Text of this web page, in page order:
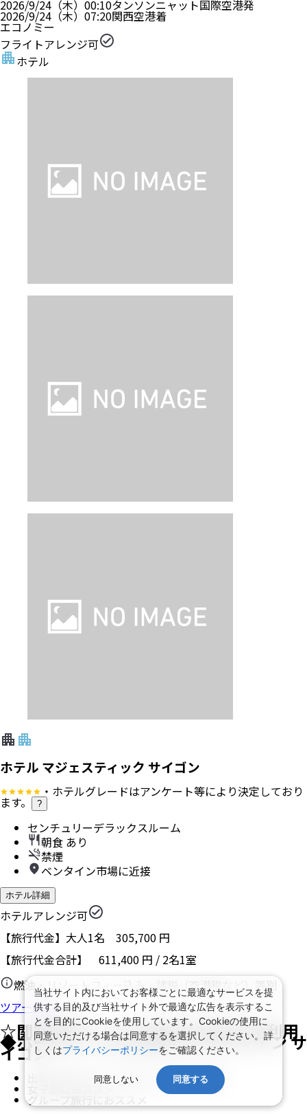
2026/9/24（木） 00:10タンソンニャット国際空港発
2026/9/24（木） 07:20関西空港着
エコノミー
フライトアレンジ可
ホテル
ホテル マジェスティック サイゴン
・ホテルグレードはアンケート等により決定しており
ます。 ?
センチュリーデラックスルーム
朝食 あり
禁煙
ベンタイン市場に近接
ホテル詳細
ホテルアレンジ可
【旅行代金】大人1名 305,700 円
【旅行代金合計】 611,400 円 / 2名1室
燃油・リゾートフィー込み、諸税（空港税など）等別
ツアー詳細
☆関空発◆ベトナム航空 往復直行便利用
◆ホーチミン 3泊5日◆ル メリディアン サ
イゴン
出発日前日の30・40日前まで取消料無料
女子旅におススメ
グループ旅行におススメ
当社サイト内においてお客様ごとに最適なサービスを提
供する目的及び当社サイト外で最適な広告を表示するこ
とを目的にCookieを使用しています。Cookieの使用に
同意いただける場合は同意するを選択してください。詳
しくはプライバシーポリシーをご確認ください。
同意しない 同意する